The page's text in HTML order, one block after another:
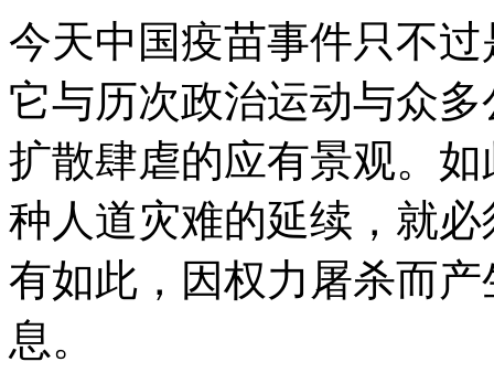
今天中国疫苗事件只不
它与历次政治运动与众
扩散肆虐的应有景观。
种人道灾难的延续，就
有如此，因权力屠杀而
息。